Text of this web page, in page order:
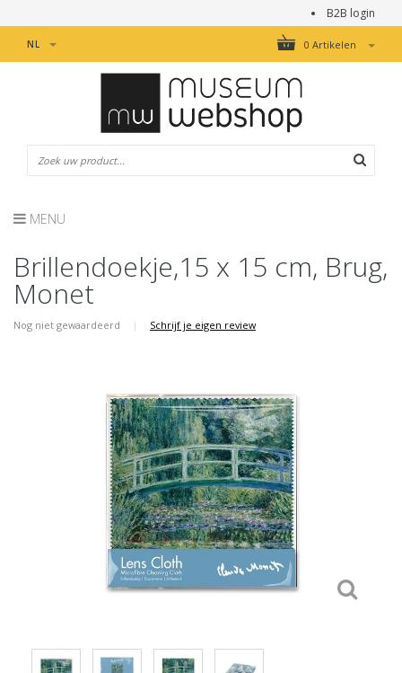
B2B login
0 Artikelen
NL
MENU
Brillendoekje,15 x 15 cm, Brug,
Monet
Nog niet gewaardeerd | Schrijf je eigen review